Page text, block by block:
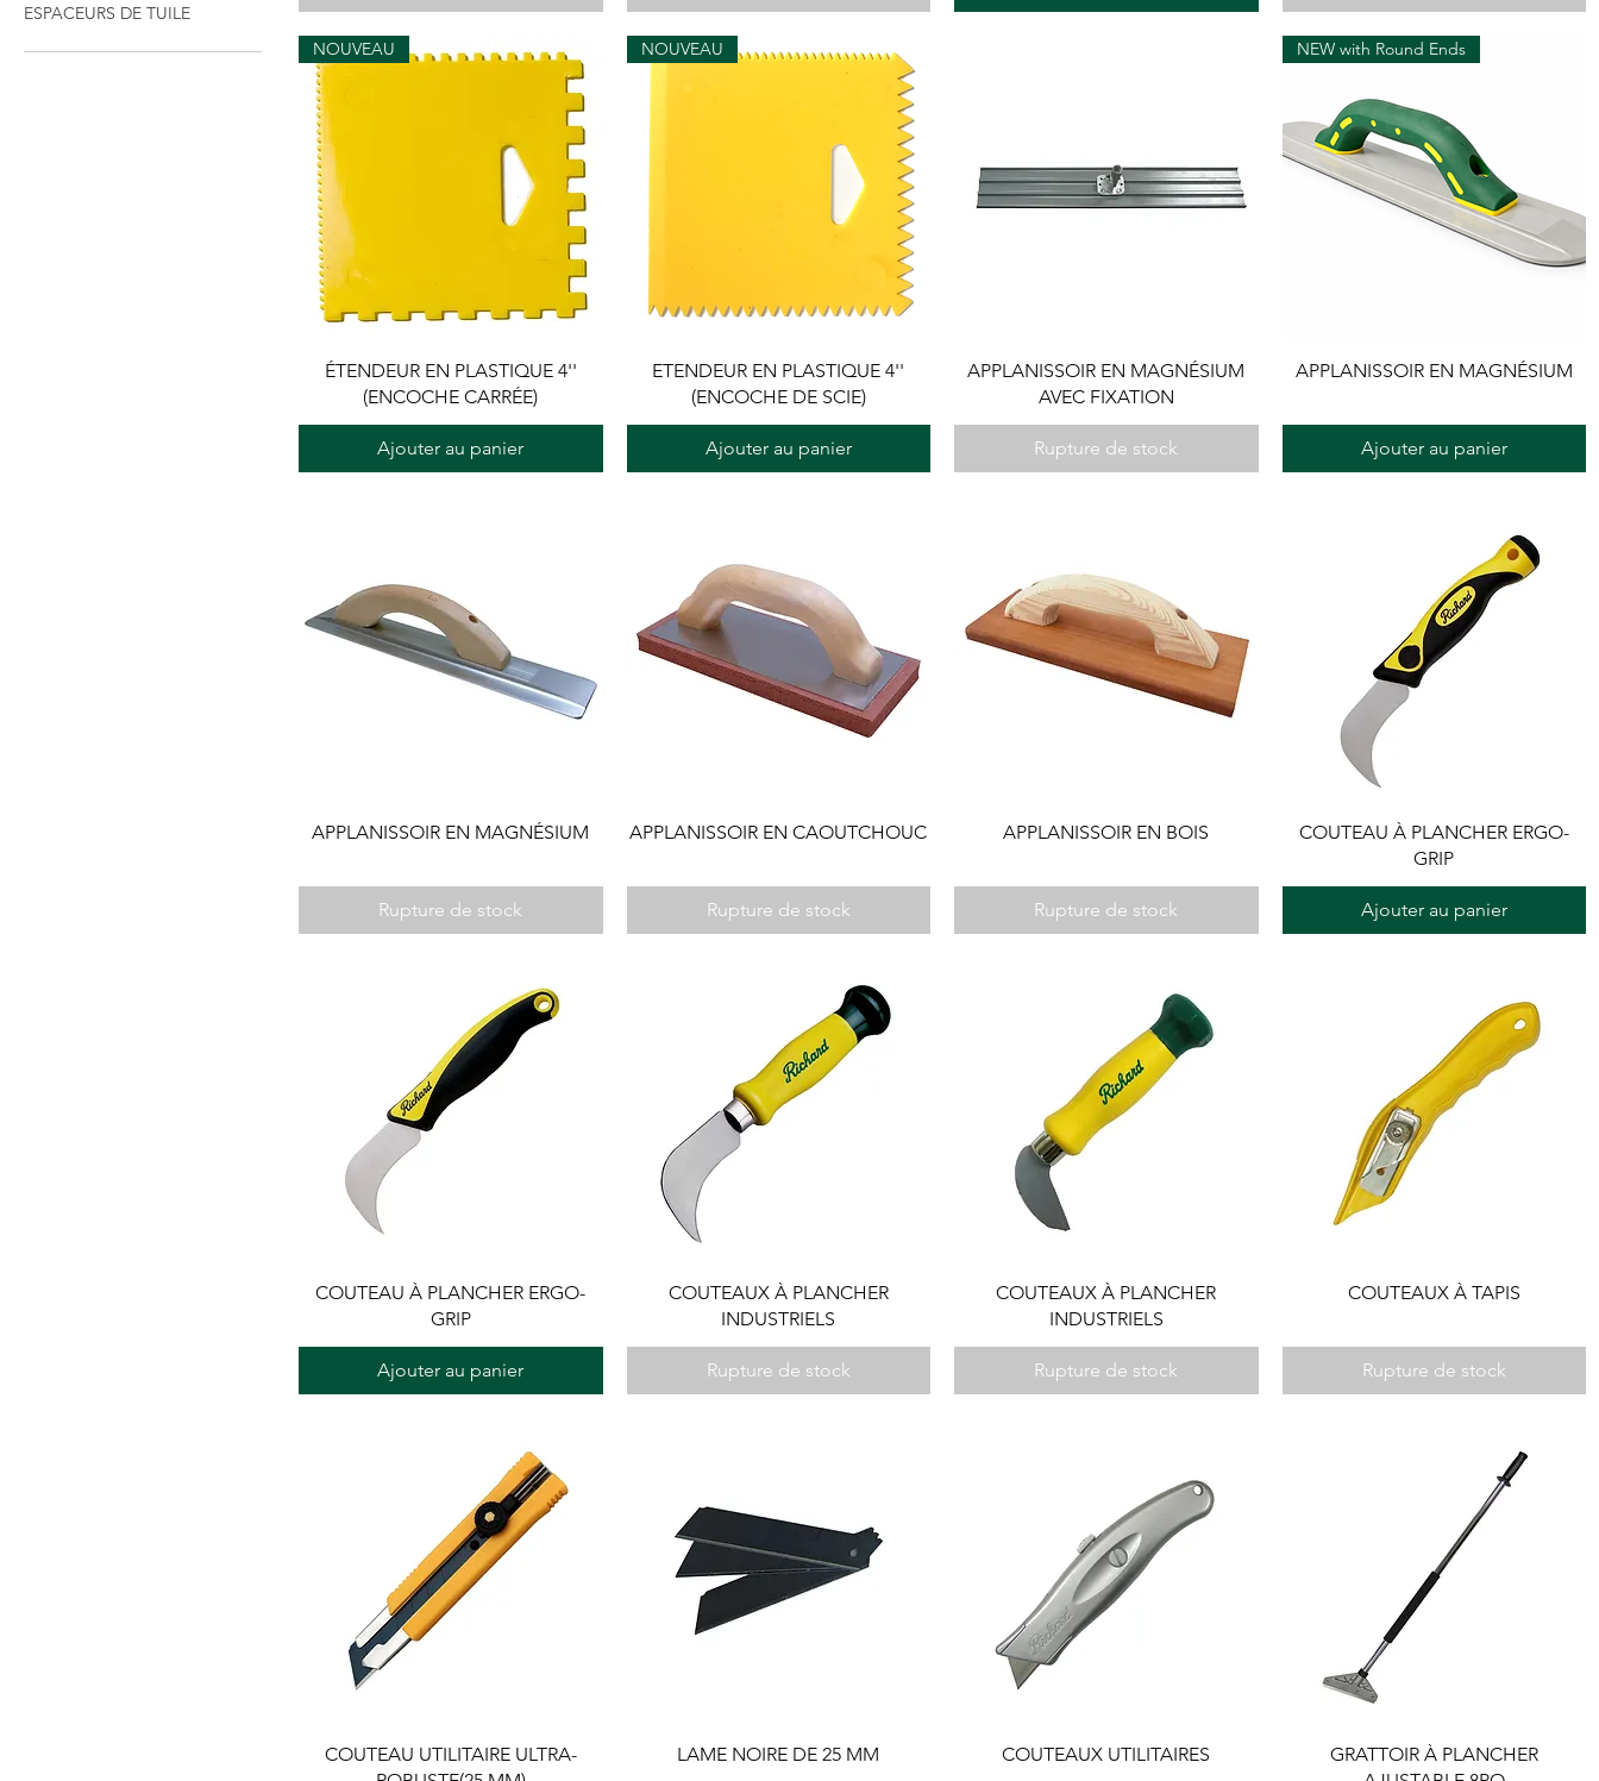
ESPACEURS DE TUILE
NOUVEAU
ÉTENDEUR EN PLASTIQUE 4''
(ENCOCHE CARRÉE)
Ajouter au panier
NOUVEAU
ETENDEUR EN PLASTIQUE 4''
(ENCOCHE DE SCIE)
Ajouter au panier
APPLANISSOIR EN MAGNÉSIUM
AVEC FIXATION
Rupture de stock
NEW with Round Ends
APPLANISSOIR EN MAGNÉSIUM
Ajouter au panier
APPLANISSOIR EN MAGNÉSIUM
Rupture de stock
APPLANISSOIR EN CAOUTCHOUC
Rupture de stock
APPLANISSOIR EN BOIS
Rupture de stock
COUTEAU À PLANCHER ERGO-
GRIP
Ajouter au panier
COUTEAU À PLANCHER ERGO-
GRIP
Ajouter au panier
COUTEAUX À PLANCHER
INDUSTRIELS
Rupture de stock
COUTEAUX À PLANCHER
INDUSTRIELS
Rupture de stock
COUTEAUX À TAPIS
Rupture de stock
COUTEAU UTILITAIRE ULTRA-
LAME NOIRE DE 25 MM COUTEAUX UTILITAIRES
GRATTOIR À PLANCHER